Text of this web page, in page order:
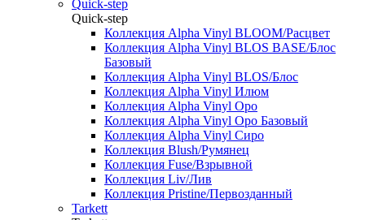
Quick-step
Quick-step
Коллекция Alpha Vinyl BLOOM/Расцвет
Коллекция Alpha Vinyl BLOS BASE/Блос
Базовый
Коллекция Alpha Vinyl BLOS/Блос
Коллекция Alpha Vinyl Илюм
Коллекция Alpha Vinyl Оро
Коллекция Alpha Vinyl Оро Базовый
Коллекция Alpha Vinyl Сиро
Коллекция Blush/Румянец
Коллекция Fuse/Взрывной
Коллекция Liv/Лив
Коллекция Pristine/Первозданный
Tarkett